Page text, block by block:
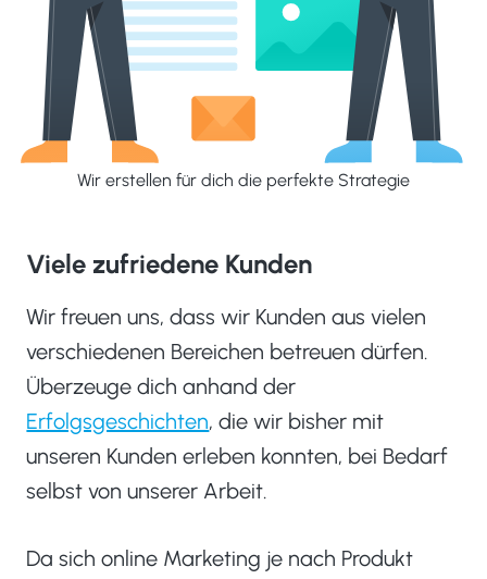
Viele zufriedene Kunden
Wir freuen uns, dass wir Kunden aus vielen
verschiedenen Bereichen betreuen dürfen.
Überzeuge dich anhand der
Erfolgsgeschichten, die wir bisher mit
unseren Kunden erleben konnten, bei Bedarf
selbst von unserer Arbeit.
Da sich online Marketing je nach Produkt
Wir erstellen für dich die perfekte Strategie